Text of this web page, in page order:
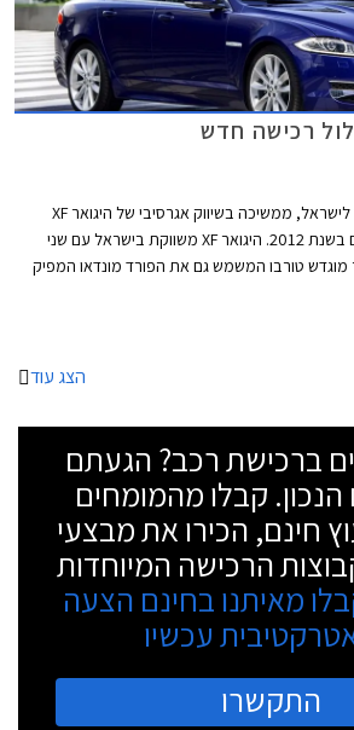
רכישה חדש
חברת מאיר, יבואנית יגואר לישראל, ממשיכה בשיווק אגרסיבי של היגואר XF
לאחר שעברה מתיחת פנים בשנת 2012. היגואר XF משווקת בישראל עם שני
- מנוע 2.0 ליטר מוגדש טורבו המשמש גם את הפורד מונדאו המפיק
הצג עוד
ברכישת רכב? הגעתם
קבלו מהמומחים
חינם, הכירו את מבצעי
הרכישה המיוחדות
מאיתנו בחינם הצעה
עכשיו
התקשרו